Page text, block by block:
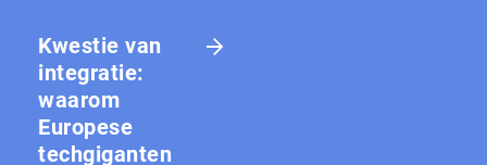
Kwestie van
integratie:
waarom
Europese
techgiganten